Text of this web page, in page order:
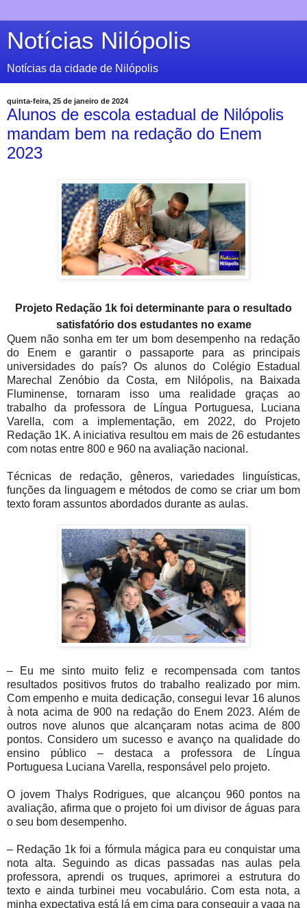
Notícias Nilópolis
Notícias da cidade de Nilópolis
quinta-feira, 25 de janeiro de 2024
Alunos de escola estadual de Nilópolis
mandam bem na redação do Enem
2023
Projeto Redação 1k foi determinante para o resultado
satisfatório dos estudantes no exame
Quem não sonha em ter um bom desempenho na redação
do Enem e garantir o passaporte para as principais
universidades do país? Os alunos do Colégio Estadual
Marechal Zenóbio da Costa, em Nilópolis, na Baixada
Fluminense, tornaram isso uma realidade graças ao
trabalho da professora de Língua Portuguesa, Luciana
Varella, com a implementação, em 2022, do Projeto
Redação 1K. A iniciativa resultou em mais de 26 estudantes
com notas entre 800 e 960 na avaliação nacional.
Técnicas de redação, gêneros, variedades linguísticas,
funções da linguagem e métodos de como se criar um bom
texto foram assuntos abordados durante as aulas.
– Eu me sinto muito feliz e recompensada com tantos
resultados positivos frutos do trabalho realizado por mim.
Com empenho e muita dedicação, consegui levar 16 alunos
à nota acima de 900 na redação do Enem 2023. Além de
outros nove alunos que alcançaram notas acima de 800
pontos. Considero um sucesso e avanço na qualidade do
ensino público – destaca a professora de Língua
Portuguesa Luciana Varella, responsável pelo projeto.
O jovem Thalys Rodrigues, que alcançou 960 pontos na
avaliação, afirma que o projeto foi um divisor de águas para
o seu bom desempenho.
– Redação 1k foi a fórmula mágica para eu conquistar uma
nota alta. Seguindo as dicas passadas nas aulas pela
professora, aprendi os truques, aprimorei a estrutura do
texto e ainda turbinei meu vocabulário. Com esta nota, a
minha expectativa está lá em cima para conseguir a vaga na